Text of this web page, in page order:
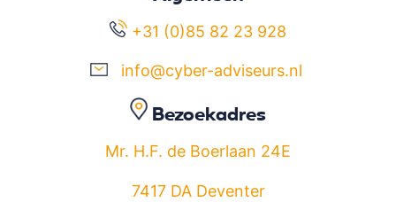
+31 (0)85 82 23 928
info@cyber-adviseurs.nl
Bezoekadres
Mr. H.F. de Boerlaan 24E
7417 DA Deventer